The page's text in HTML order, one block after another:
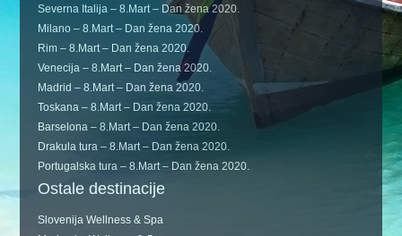
Severna Italija – 8.Mart – Dan žena 2020.
Milano – 8.Mart – Dan žena 2020.
Rim – 8.Mart – Dan žena 2020.
Venecija – 8.Mart – Dan žena 2020.
Madrid – 8.Mart – Dan žena 2020.
Toskana – 8.Mart – Dan žena 2020.
Barselona – 8.Mart – Dan žena 2020.
Drakula tura – 8.Mart – Dan žena 2020.
Portugalska tura – 8.Mart – Dan žena 2020.
Ostale destinacije
Slovenija Wellness & Spa